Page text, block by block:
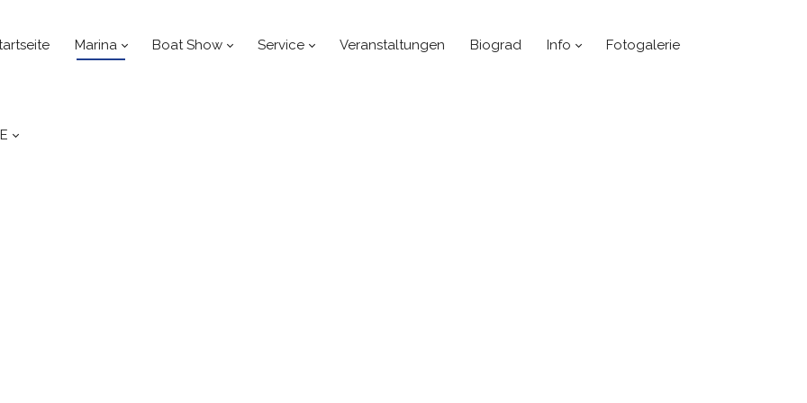
Marina Boat Show Service Veranstaltungen Biograd Info Fotogalerie